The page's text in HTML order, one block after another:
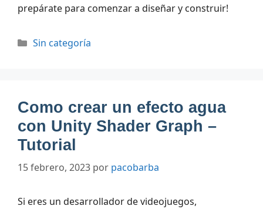
prepárate para comenzar a diseñar y construir!
Categorías
Sin categoría
Como crear un efecto agua
con Unity Shader Graph –
Tutorial
15 febrero, 2023 por pacobarba
Si eres un desarrollador de videojuegos,